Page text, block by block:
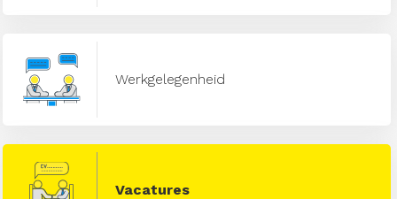
Werkgelegenheid
Vacatures